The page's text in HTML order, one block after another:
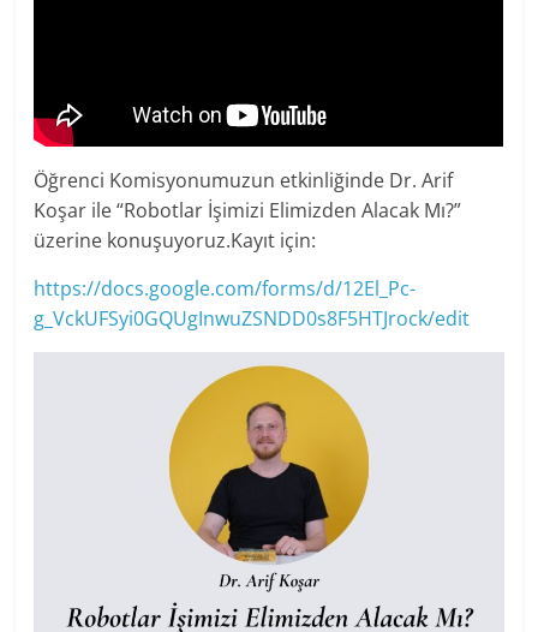
Öğrenci Komisyonumuzun etkinliğinde Dr. Arif
Koşar ile “Robotlar İşimizi Elimizden Alacak Mı?”
üzerine konuşuyoruz.Kayıt için:
https://docs.google.com/forms/d/12El_Pc-
g_VckUFSyi0GQUgInwuZSNDD0s8F5HTJrock/edit